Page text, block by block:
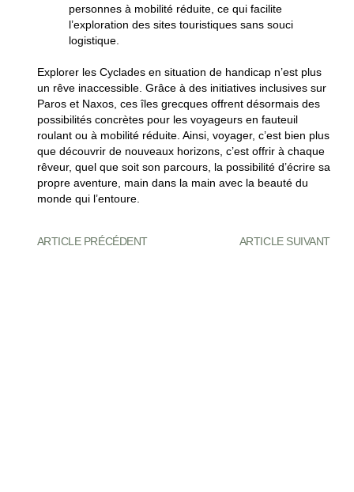
personnes à mobilité réduite, ce qui facilite
l’exploration des sites touristiques sans souci
logistique.
Explorer les Cyclades en situation de handicap n’est plus
un rêve inaccessible. Grâce à des initiatives inclusives sur
Paros et Naxos, ces îles grecques offrent désormais des
possibilités concrètes pour les voyageurs en fauteuil
roulant ou à mobilité réduite. Ainsi, voyager, c’est bien plus
que découvrir de nouveaux horizons, c’est offrir à chaque
rêveur, quel que soit son parcours, la possibilité d’écrire sa
propre aventure, main dans la main avec la beauté du
monde qui l’entoure.
ARTICLE PRÉCÉDENT ARTICLE SUIVANT